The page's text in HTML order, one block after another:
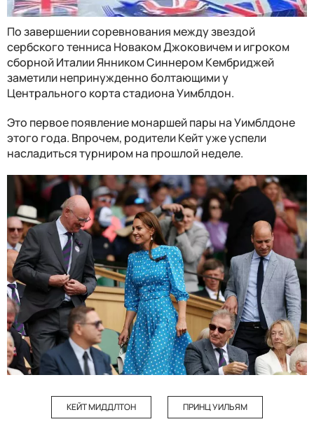
По завершении соревнования между звездой
сербского тенниса Новаком Джоковичем и игроком
сборной Италии Янником Синнером Кембриджей
заметили непринужденно болтающими у
Центрального корта стадиона Уимблдон.
Это первое появление монаршей пары на Уимблдоне
этого года. Впрочем, родители Кейт уже успели
насладиться турниром на прошлой неделе.
КЕЙТ МИДДЛТОН ПРИНЦ УИЛЬЯМ